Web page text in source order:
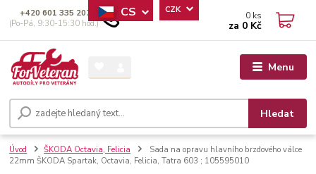
Menu
CS CZK
Hledat
+420 601 335 207
(Po-Pá, 9:30-15:30 hod.)
0 ks
za 0 Kč
Úvod ŠKODA Octavia, Felicia
Sada na opravu hlavního brzdového válce
22mm ŠKODA Spartak, Octavia, Felicia, Tatra 603 ; 105595010